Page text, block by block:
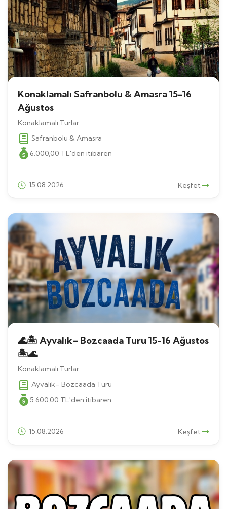
Konaklamalı Safranbolu & Amasra 15-16
Ağustos
Konaklamalı Turlar
Safranbolu & Amasra
6.000,00 TL'den itibaren
15.08.2026 Keşfet
🌊🏝 Ayvalık– Bozcaada Turu 15-16 Ağustos
🏝🌊
Konaklamalı Turlar
Ayvalık– Bozcaada Turu
5.600,00 TL'den itibaren
15.08.2026 Keşfet